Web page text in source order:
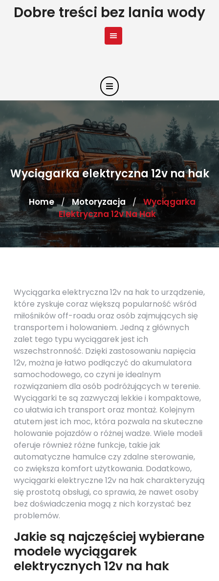
SkipDobre treści bez lania wody
Wyciągarka elektryczna 12v na hak
Home / Motoryzacja / Wyciągarka
Elektryczna 12v Na Hak
Wyciągarka elektryczna 12v na hak to urządzenie,
które zyskuje coraz większą popularność wśród
miłośników off-roadu oraz osób zajmujących się
transportem i holowaniem. Jedną z głównych
zalet tego typu wyciągarek jest ich
wszechstronność. Dzięki zastosowaniu napięcia
12v, można je łatwo podłączyć do akumulatora
samochodowego, co czyni je idealnym
rozwiązaniem dla osób podróżujących w terenie.
Wyciągarki te są zazwyczaj lekkie i kompaktowe,
co ułatwia ich transport oraz montaż. Kolejnym
atutem jest ich moc, która pozwala na skuteczne
holowanie pojazdów o różnej wadze. Wiele modeli
oferuje również różne funkcje, takie jak
automatyczne hamulce czy zdalne sterowanie,
co zwiększa komfort użytkowania. Dodatkowo,
wyciągarki elektryczne 12v na hak charakteryzują
się prostotą obsługi, co sprawia, że nawet osoby
bez doświadczenia mogą z nich korzystać bez
problemów.
Jakie są najczęściej wybierane
modele wyciągarek
elektrycznych 12v na hak